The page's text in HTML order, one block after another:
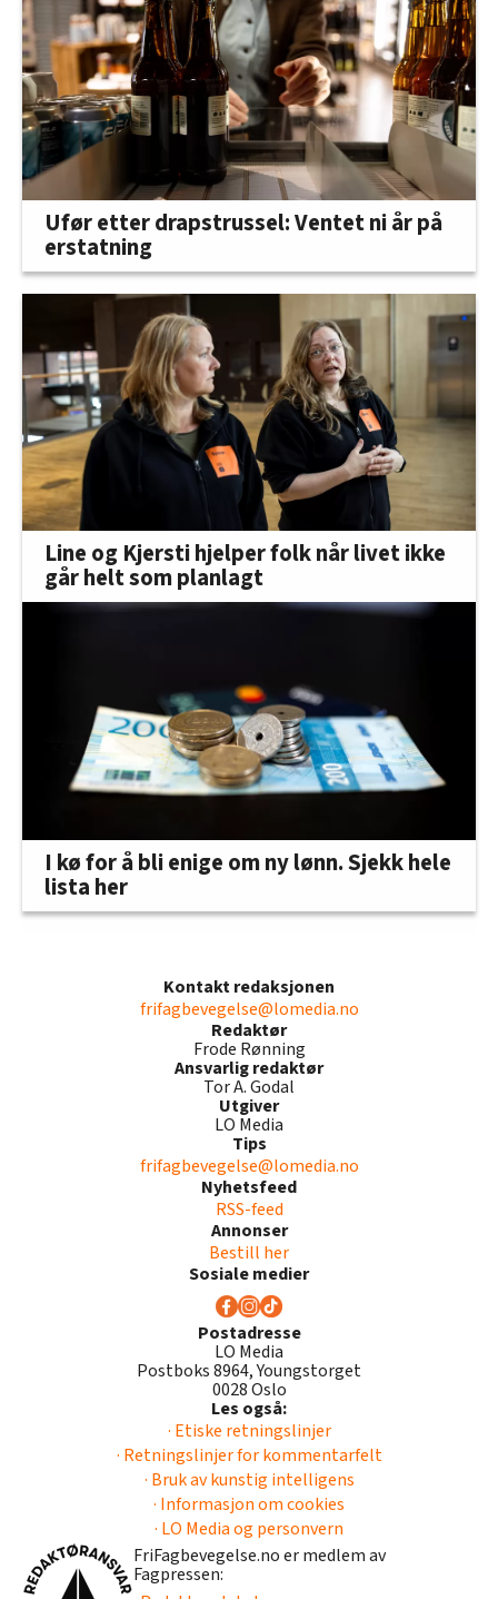
Ufør etter drapstrussel: Ventet ni år på
erstatning
Line og Kjersti hjelper folk når livet ikke
går helt som planlagt
I kø for å bli enige om ny lønn. Sjekk hele
lista her
Kontakt redaksjonen
frifagbevegelse@lomedia.no
Redaktør
Frode Rønning
Ansvarlig redaktør
Tor A. Godal
Utgiver
LO Media
Tips
frifagbevegelse@lomedia.no
Nyhetsfeed
RSS-feed
Annonser
Bestill her
Sosiale medier
Postadresse
LO Media
Postboks 8964, Youngstorget
0028 Oslo
Les også:
· Etiske retningslinjer
· Retningslinjer for kommentarfelt
· Bruk av kunstig intelligens
· Informasjon om cookies
· LO Media og personvern
FriFagbevegelse.no er medlem av
Fagpressen: